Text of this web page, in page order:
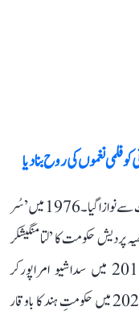
نغموں کی روح بنا دیا
ان کی فنی خدمات کے اعتراف میں انہیں متعدد اعزازات سے نوازا گیا۔ 1976 میں ’سُر
موہن ایوارڈ، 2004 میں مدھیہ پردیش حکومت کا ’لتا منگیشکر
پرسکار‘، 2007 میں ’مہاراشٹر پرائڈ ایوارڈ‘، 2017 میں سداشیو امراپورکر
ایوارڈ، 2018 میں ’سنگیت ناٹیہ اکادمی ایوارڈ‘ اور 2020 میں حکومتِ ہند کا باوقار